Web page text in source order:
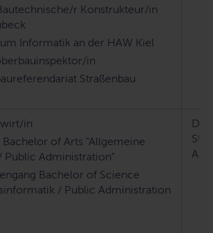
r Konstrukteur/in
Informatik an der HAW Kiel
in
Straßenbau
in
Bachelor of Arts "Allgemeine
Public Administration"
Bachelor of Science
/ Public Administration